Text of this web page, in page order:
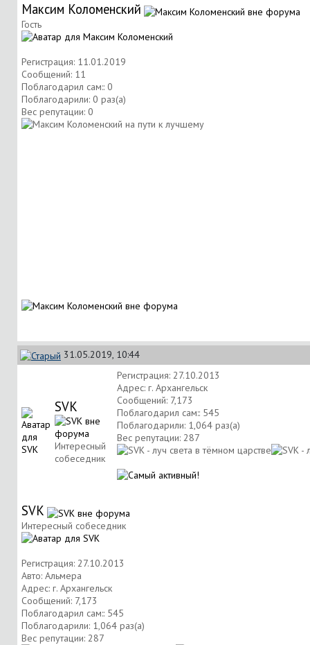
Максим Коломенский
Гость
Регистрация: 11.01.2019
Сообщений: 11
Поблагодарил сам:: 0
Поблагодарили: 0 раз(а)
Вес репутации: 0
31.05.2019, 10:44
SVK
Интересный
собеседник
Регистрация: 27.10.2013
Адрес: г. Архангельск
Сообщений: 7,173
Поблагодарил сам:: 545
Поблагодарили: 1,064 раз(а)
Вес репутации: 287
SVK
Интересный собеседник
Регистрация: 27.10.2013
Авто: Альмера
Адрес: г. Архангельск
Сообщений: 7,173
Поблагодарил сам:: 545
Поблагодарили: 1,064 раз(а)
Вес репутации: 287